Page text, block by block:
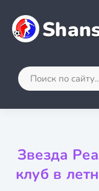
Звезда
клуб в